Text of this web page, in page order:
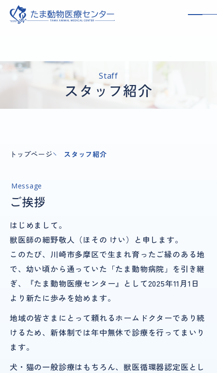
Staff
スタッフ紹介
トップページ スタッフ紹介
Message
ご挨拶
はじめまして。
獣医師の細野敬人（ほその けい）と申します。
このたび、川崎市多摩区で生まれ育ったご縁のある地
で、幼い頃から通っていた「たま動物病院」を引き継
ぎ、『たま動物医療センター』として2025年11月1日
より新たに歩みを始めます。
地域の皆さまにとって頼れるホームドクターであり続
けるため、新体制では年中無休で診療を行ってまいり
ます。
犬・猫の一般診療はもちろん、獣医循環器認定医とし